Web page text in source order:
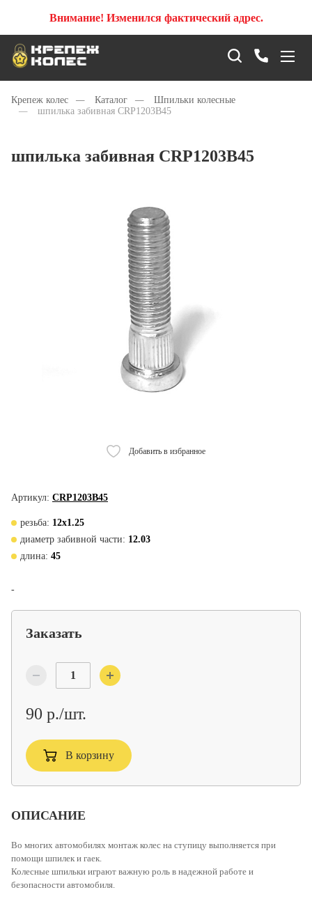
Внимание! Изменился фактический адрес.
Крепеж колес — Каталог —
Шпильки колесные
—
шпилька забивная CRP1203B45
шпилька забивная CRP1203B45
Добавить в избранное
Артикул: CRP1203B45
резьба: 12х1.25
диаметр забивной части: 12.03
длина: 45
-
Заказать
90 р./шт.
В корзину
ОПИСАНИЕ
Во многих автомобилях монтаж колес на ступицу выполняется при
помощи шпилек и гаек.
Колесные шпильки играют важную роль в надежной работе и
безопасности автомобиля.